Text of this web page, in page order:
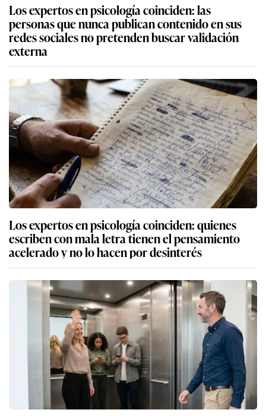
Los expertos en psicología coinciden: las
personas que nunca publican contenido en sus
redes sociales no pretenden buscar validación
externa
Los expertos en psicología coinciden: quienes
escriben con mala letra tienen el pensamiento
acelerado y no lo hacen por desinterés